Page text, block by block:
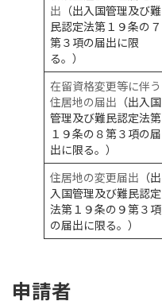
出 （出入国管理及び難
民認定法第１９条の７
第３項の届出に限
る。）
在留資格変更等に伴う
住居地の届出 （出入国
管理及び難民認定法第
１９条の８第３項の届
出に限る。）
住居地の変更届出 （出
入国管理及び難民認定
法第１９条の９第３項
の届出に限る。）
申請者